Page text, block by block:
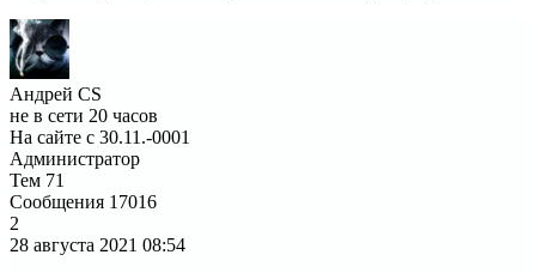
Андрей CS
не в сети 20 часов
На сайте с 30.11.-0001
Администратор
Тем 71
Сообщения 17016
2
28 августа 2021 08:54